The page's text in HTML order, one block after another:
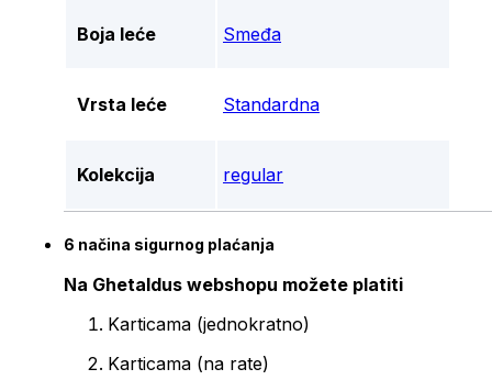
Boja leće Smeđa
Vrsta leće Standardna
Kolekcija regular
6 načina sigurnog plaćanja
Na Ghetaldus webshopu možete platiti
Karticama (jednokratno)
Karticama (na rate)